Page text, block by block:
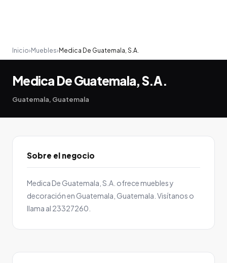
Inicio› Muebles› Medica De Guatemala, S.A.
Medica De Guatemala, S.A.
Guatemala, Guatemala
Sobre el negocio
Medica De Guatemala, S.A. ofrece muebles y
decoración en Guatemala, Guatemala. Visítanos o
llama al 23327260.